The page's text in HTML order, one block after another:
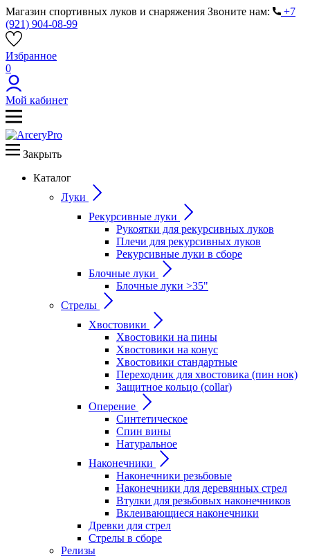
Магазин спортивных луков и снаряжения Звоните нам:
+7
(921) 904-08-99
Избранное
0
Мой кабинет
Закрыть
Каталог
Луки
Рекурсивные луки
Рукоятки для рекурсивных луков
Плечи для рекурсивных луков
Рекурсивные луки в сборе
Блочные луки
Блочные луки >35"
Стрелы
Хвостовики
Хвостовики на пины
Хвостовики на конус
Хвостовики стандартные
Переходник для хвостовика (пин нок)
Защитное кольцо (collar)
Оперение
Синтетическое
Спин вины
Натуральное
Наконечники
Наконечники резьбовые
Наконечники для деревянных стрел
Втулки для резьбовых наконечников
Вклеивающиеся наконечники
Древки для стрел
Стрелы в сборе
Релизы